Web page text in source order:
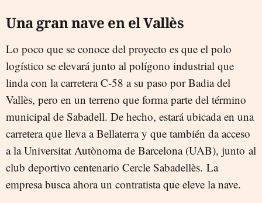
Una gran nave en el Vallès
Lo poco que se conoce del proyecto es que el polo
logístico se elevará junto al polígono industrial que
linda con la carretera C-58 a su paso por Badia del
Vallès, pero en un terreno que forma parte del término
municipal de Sabadell. De hecho, estará ubicada en una
carretera que lleva a Bellaterra y que también da acceso
a la Universitat Autònoma de Barcelona (UAB), junto al
club deportivo centenario Cercle Sabadellès. La
empresa busca ahora un contratista que eleve la nave.